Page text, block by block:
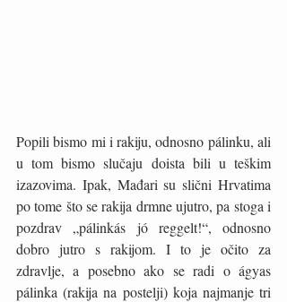
Popili bismo mi i rakiju, odnosno pálinku, ali
u tom bismo slučaju doista bili u teškim
izazovima. Ipak, Mađari su slični Hrvatima
po tome što se rakija drmne ujutro, pa stoga i
pozdrav „pálinkás jó reggelt!“, odnosno
dobro jutro s rakijom. I to je očito za
zdravlje, a posebno ako se radi o ágyas
pálinka (rakija na postelji) koja najmanje tri